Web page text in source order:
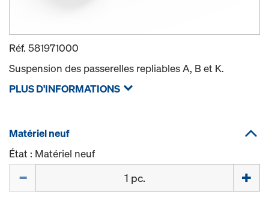
Réf. 581971000
Suspension des passerelles repliables A, B et K.
PLUS D'INFORMATIONS
Matériel neuf
État : Matériel neuf